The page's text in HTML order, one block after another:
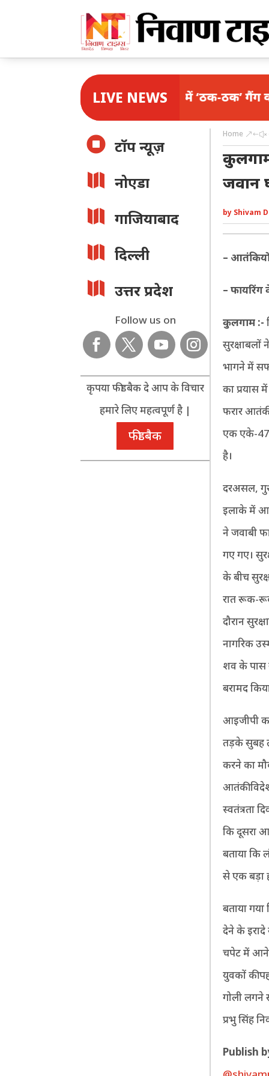
LIVE NEWS
दिल्ली में ‘ठक-ठक’ गैंग का पर्दाफाश,
 टॉप न्यूज़
 नोएडा
 गाजियाबाद
 दिल्ली
 उत्तर प्रदेश
Follow us on
कृपया फीडबैक दे आप के विचार
हमारे लिए महत्वपूर्ण है |
फीडबैक
Home
जवान
by Shivam
– आतंकियों
– फायरिंग
कुलगाम :-
भागने में
का प्रयास
फरार
एक एके-47
है।
दरअसल,
इलाके में
ने जवाबी
गए गए।
के बीच
रात रूक-रूक
दौरान
नागरिक
शव के पास
बरामद
आइजीपी
तड़के सुबह
करने का
आतंकी
स्वतंत्रता
कि दूसरा
बताया कि
से एक बड़ा
बताया
देने के इरादे
चपेट में आने
युवकों की
गोली लगने
प्रभु सिंह
Publish